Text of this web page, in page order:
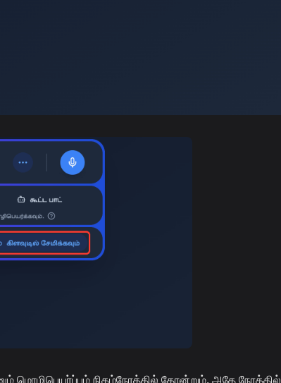
மொழிபெயர்ப்பும் நிகழ்நேரத்தில் தோன்றும், அதே நேரத்தில்